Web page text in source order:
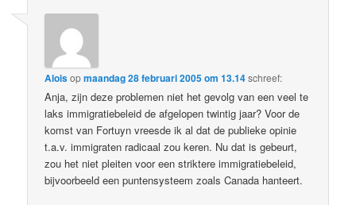
Aloisopmaandag 28 februari 2005 om 13.14schreef:
Anja, zijn deze problemen niet het gevolg van een veel te
laks immigratiebeleid de afgelopen twintig jaar? Voor de
komst van Fortuyn vreesde ik al dat de publieke opinie
t.a.v. immigraten radicaal zou keren. Nu dat is gebeurt,
zou het niet pleiten voor een striktere immigratiebeleid,
bijvoorbeeld een puntensysteem zoals Canada hanteert.